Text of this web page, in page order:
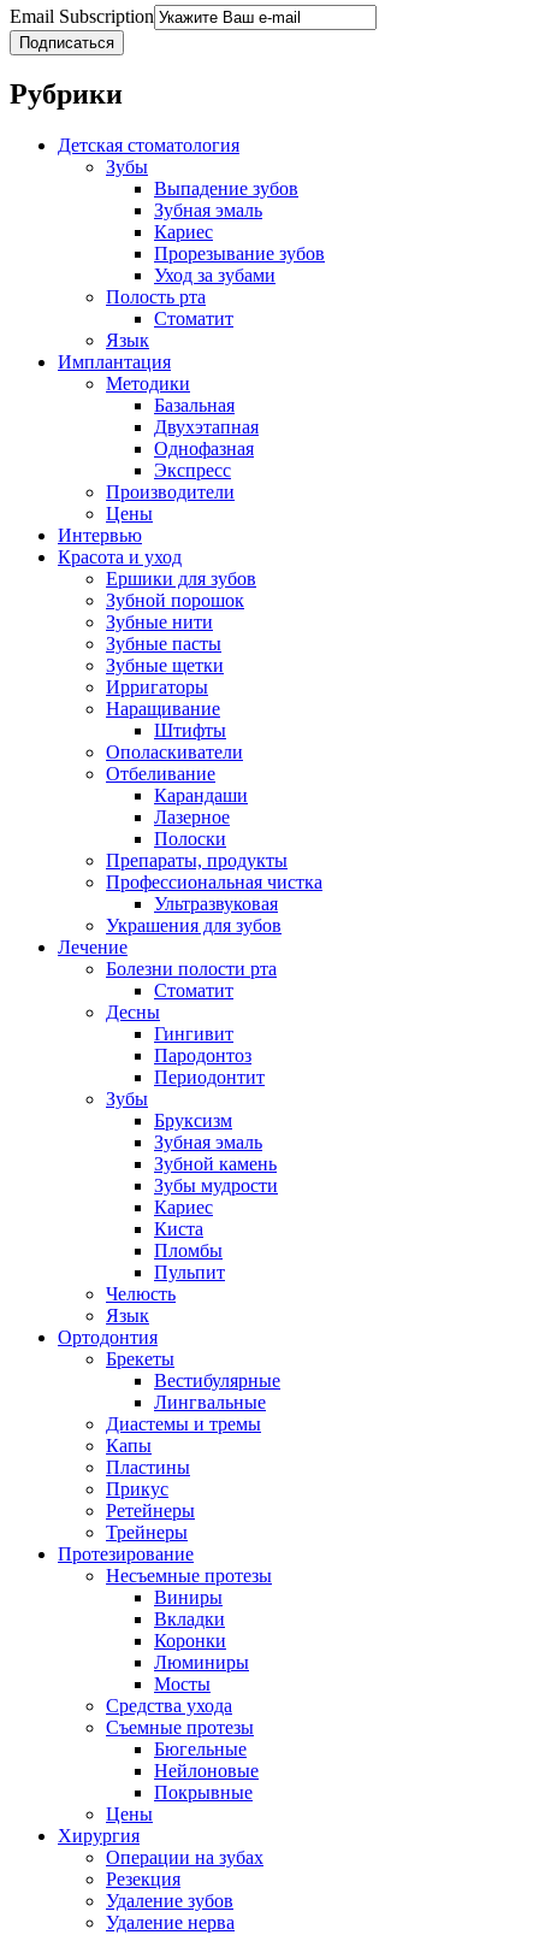
Email Subscription
Подписаться
Рубрики
Детская стоматология
Зубы
Выпадение зубов
Зубная эмаль
Кариес
Прорезывание зубов
Уход за зубами
Полость рта
Стоматит
Язык
Имплантация
Методики
Базальная
Двухэтапная
Однофазная
Экспресс
Производители
Цены
Интервью
Красота и уход
Ершики для зубов
Зубной порошок
Зубные нити
Зубные пасты
Зубные щетки
Ирригаторы
Наращивание
Штифты
Ополаскиватели
Отбеливание
Карандаши
Лазерное
Полоски
Препараты, продукты
Профессиональная чистка
Ультразвуковая
Украшения для зубов
Лечение
Болезни полости рта
Стоматит
Десны
Гингивит
Пародонтоз
Периодонтит
Зубы
Бруксизм
Зубная эмаль
Зубной камень
Зубы мудрости
Кариес
Киста
Пломбы
Пульпит
Челюсть
Язык
Ортодонтия
Брекеты
Вестибулярные
Лингвальные
Диастемы и тремы
Капы
Пластины
Прикус
Ретейнеры
Трейнеры
Протезирование
Несъемные протезы
Виниры
Вкладки
Коронки
Люминиры
Мосты
Средства ухода
Съемные протезы
Бюгельные
Нейлоновые
Покрывные
Цены
Хирургия
Операции на зубах
Резекция
Удаление зубов
Удаление нерва